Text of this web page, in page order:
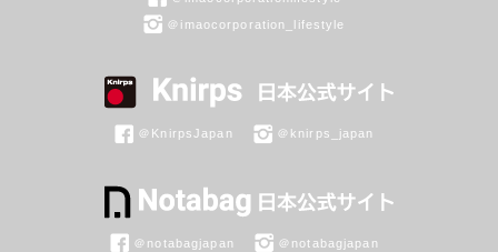
＠imaocorporation_lifestyle
＠KnirpsJapan ＠knirps_japan
＠notabagjapan ＠notabagjapan